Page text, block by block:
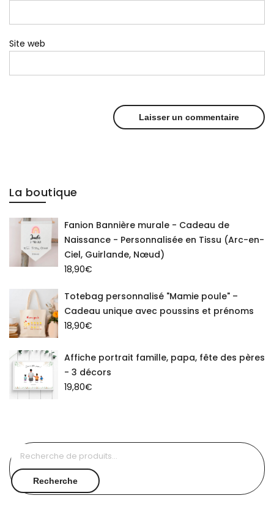
Site web
La boutique
Fanion Bannière murale - Cadeau de
Naissance - Personnalisée en Tissu (Arc-en-
Ciel, Guirlande, Nœud)
18,90€
Totebag personnalisé "Mamie poule" –
Cadeau unique avec poussins et prénoms
18,90€
Affiche portrait famille, papa, fête des pères
- 3 décors
19,80€
Recherche